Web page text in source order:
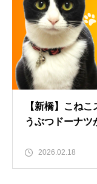
【新橋】こね
うぶつドーナツ
2026.02.18